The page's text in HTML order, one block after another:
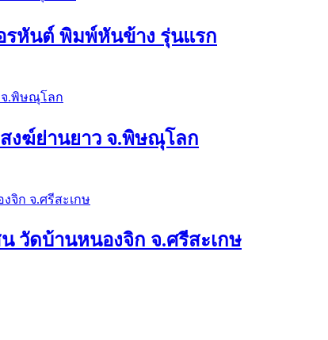
รหันต์ พิมพ์หันข้าง รุ่นแรก
งฆ์ย่านยาว จ.พิษณุโลก
วัดบ้านหนองจิก จ.ศรีสะเกษ